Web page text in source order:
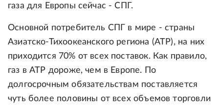
газа для Европы сейчас - СПГ.
Основной потребитель СПГ в мире - страны
Азиатско-Тихоокеанского региона (АТР), на них
приходится 70% от всех поставок. Как правило,
газ в АТР дороже, чем в Европе. По
долгосрочным обязательствам поставляется
чуть более половины от всех объемов торговли